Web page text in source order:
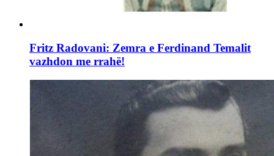
Fritz Radovani: Zemra e Ferdinand Temalit
vazhdon me rrahë!